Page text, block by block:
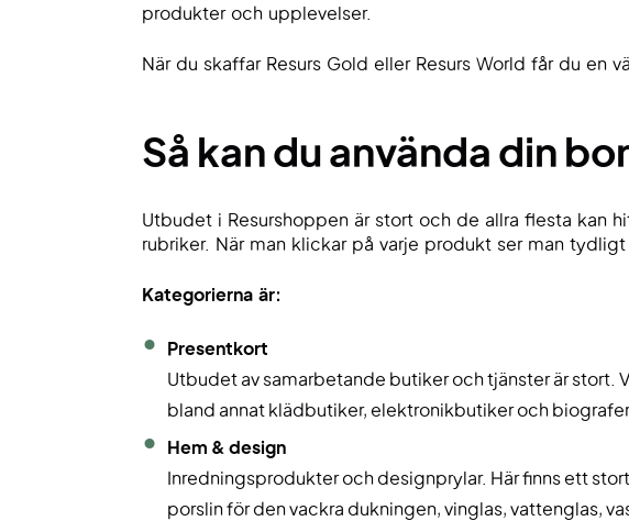
produkter och upplevelser.
När du skaffar Resurs Gold eller Resurs World får du
Så kan du använda din
Utbudet i Resurshoppen är stort och de allra flesta kan
rubriker. När man klickar på varje produkt ser man
Kategorierna är:
Presentkort
Utbudet av samarbetande butiker och tjänster är stort.
bland annat klädbutiker, elektronikbutiker och
Hem & design
Inredningsprodukter och designprylar. Här finns ett
porslin för den vackra dukningen, vinglas, vattenglas,